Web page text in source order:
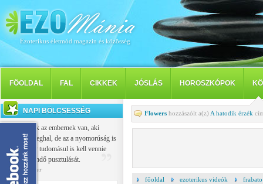
Ezoterikus életmód magazin és közösség
FÖOLDAL FAL CIKKEK JÓSLÁS HOROSZKÓPOK
NAPI BÖLCSESSÉG
Vallása csak az embernek van, aki
nemcsak meghal, de az a nyomorúság is
sújtja, hogy tudomásul is kell vennie
saját eljövendő pusztulását.
Popper Péter
Flowers hozzászólt a(z) A hatodik érzék
főoldal ezoterikus videók